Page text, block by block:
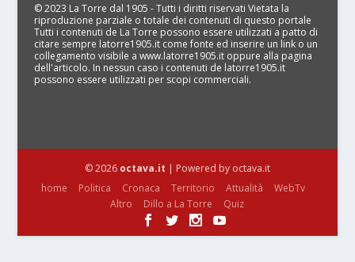
© 2023 La Torre dal 1905 - Tutti i diritti riservati Vietata la
riproduzione parziale o totale dei contenuti di questo portale
Tutti i contenuti de La Torre possono essere utilizzati a patto di
citare sempre latorre1905.it come fonte ed inserire un link o un
collegamento visibile a www.latorre1905.it oppure alla pagina
dell'articolo. In nessun caso i contenuti de latorre1905.it
possono essere utilizzati per scopi commerciali.
© 2026 octava.it | Powered by octava.it
home
Politica Cronaca Territorio Attualità
WebTv
Altro
Dillo a La Torre Quiz